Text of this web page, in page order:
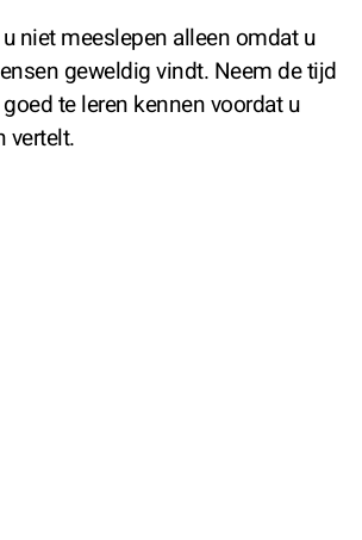
niet meeslepen alleen omdat u
geweldig vindt. Neem de tijd
te leren kennen voordat u
vertelt.